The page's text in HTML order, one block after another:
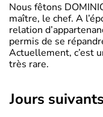
Nous fêtons
maître, le chef. A
relation
permis de se
Actuellement, c’est
très rare.
jours suivants